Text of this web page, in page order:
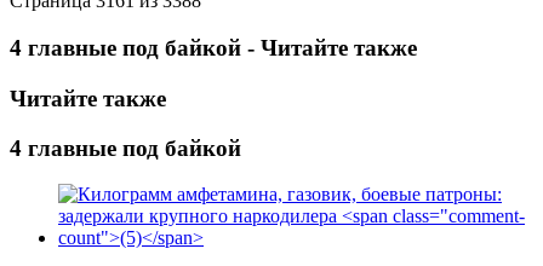
4 главные под байкой - Читайте также
Читайте также
4 главные под байкой